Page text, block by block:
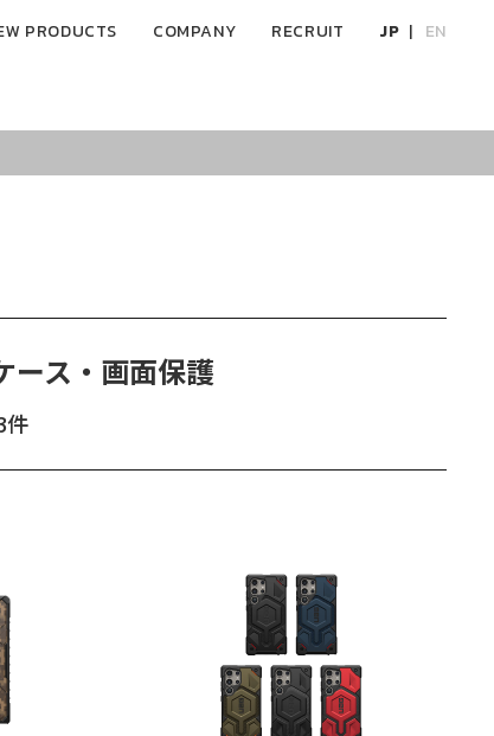
PRODUCTS COMPANY RECRUIT JP EN
ス・画面保護
件